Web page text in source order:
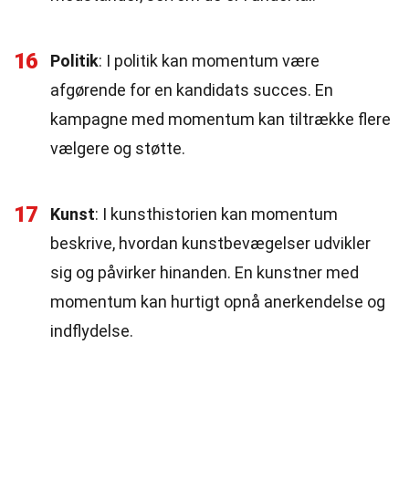
16 Politik: I politik kan momentum være
afgørende for en kandidats succes. En
kampagne med momentum kan tiltrække flere
vælgere og støtte.
17 Kunst: I kunsthistorien kan momentum
beskrive, hvordan kunstbevægelser udvikler
sig og påvirker hinanden. En kunstner med
momentum kan hurtigt opnå anerkendelse og
indflydelse.